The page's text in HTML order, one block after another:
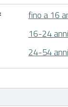
fino a 16
16-24 anni
24-54 anni